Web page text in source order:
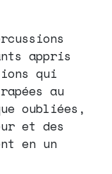
appris
qui
au
oubliées,
et des
en un